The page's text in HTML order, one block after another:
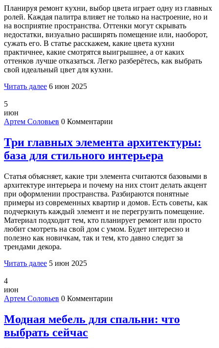
Планируя ремонт кухни, выбор цвета играет одну из главных
ролей. Каждая палитра влияет не только на настроение, но и
на восприятие пространства. Оттенки могут скрывать
недостатки, визуально расширять помещение или, наоборот,
сужать его. В статье расскажем, какие цвета кухни
практичнее, какие смотрятся выигрышнее, а от каких
оттенков лучше отказаться. Легко разберётесь, как выбрать
свой идеальный цвет для кухни.
Читать далее 6 июн 2025
5
июн
Артем Соловьев 0 Комментарии
Три главных элемента архитектуры:
база для стильного интерьера
Статья объясняет, какие три элемента считаются базовыми в
архитектуре интерьера и почему на них стоит делать акцент
при оформлении пространства. Разбираются понятные
примеры из современных квартир и домов. Есть советы, как
подчеркнуть каждый элемент и не перегрузить помещение.
Материал подходит тем, кто планирует ремонт или просто
любит смотреть на свой дом с умом. Будет интересно и
полезно как новичкам, так и тем, кто давно следит за
трендами декора.
Читать далее 5 июн 2025
4
июн
Артем Соловьев 0 Комментарии
Модная мебель для спальни: что
выбрать сейчас